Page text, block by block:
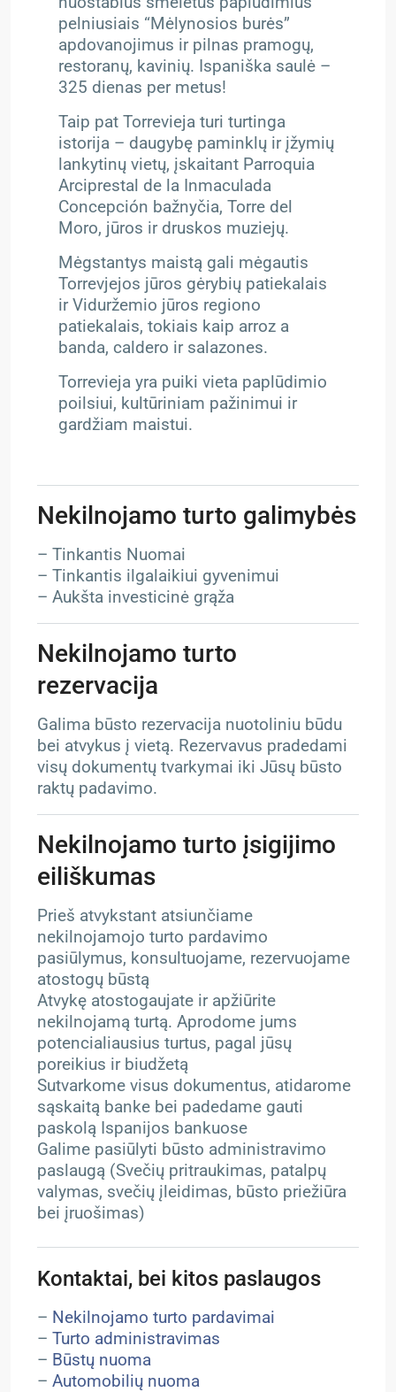
pelniusiais “Mėlynosios burės”
apdovanojimus ir pilnas pramogų,
restoranų, kavinių. Ispaniška saulė –
325 dienas per metus!
Taip pat Torrevieja turi turtinga
istorija – daugybę paminklų ir įžymių
lankytinų vietų, įskaitant Parroquia
Arciprestal de la Inmaculada
Concepción bažnyčia, Torre del
Moro, jūros ir druskos muziejų.
Mėgstantys maistą gali mėgautis
Torrevjejos jūros gėrybių patiekalais
ir Viduržemio jūros regiono
patiekalais, tokiais kaip arroz a
banda, caldero ir salazones.
Torrevieja yra puiki vieta paplūdimio
poilsiui, kultūriniam pažinimui ir
gardžiam maistui.
Nekilnojamo turto galimybės
– Tinkantis Nuomai
– Tinkantis ilgalaikiui gyvenimui
– Aukšta investicinė grąža
Nekilnojamo turto
rezervacija
Galima būsto rezervacija nuotoliniu būdu
bei atvykus į vietą. Rezervavus pradedami
visų dokumentų tvarkymai iki Jūsų būsto
raktų padavimo.
Nekilnojamo turto įsigijimo
eiliškumas
Prieš atvykstant atsiunčiame
nekilnojamojo turto pardavimo
pasiūlymus, konsultuojame, rezervuojame
atostogų būstą
Atvykę atostogaujate ir apžiūrite
nekilnojamą turtą. Aprodome jums
potencialiausius turtus, pagal jūsų
poreikius ir biudžetą
Sutvarkome visus dokumentus, atidarome
sąskaitą banke bei padedame gauti
paskolą Ispanijos bankuose
Galime pasiūlyti būsto administravimo
paslaugą (Svečių pritraukimas, patalpų
valymas, svečių įleidimas, būsto priežiūra
bei įruošimas)
Kontaktai, bei kitos paslaugos
– Nekilnojamo turto pardavimai
– Turto administravimas
– Būstų nuoma
– Automobilių nuoma